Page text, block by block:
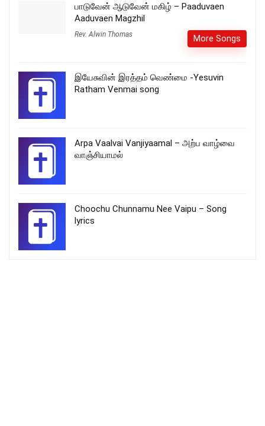
பாடுவேன் ஆடுவேன் மகிழ் – Paaduvaen
Aaduvaen Magzhil
Rev. Alwin Thomas More Songs
இயேசுவின் இரத்தம் வெண்மை -Yesuvin
Ratham Venmai song
Arpa Vaalvai Vanjiyaamal – அற்ப வாழ்வை
வாஞ்சியாமல்
Choochu Chunnamu Nee Vaipu – Song
lyrics